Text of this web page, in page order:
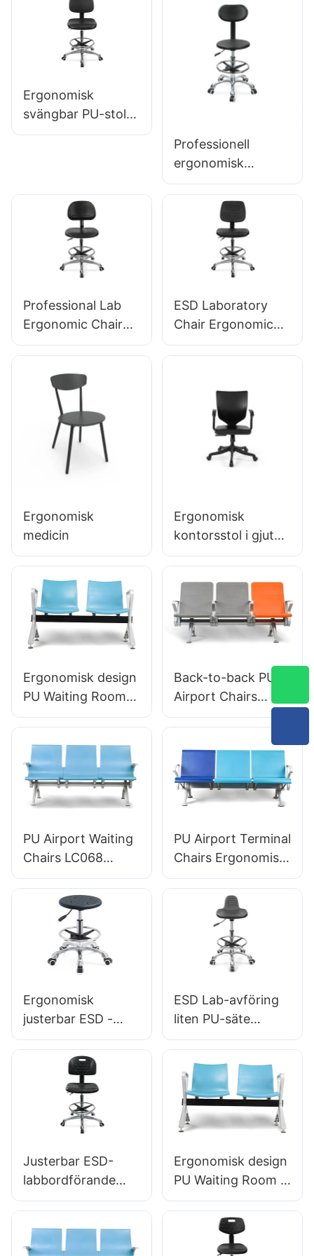
laboratorie IC003
ryggstöd,
höjdjusterbar sits
och 5-stjärnigt
aluminiumbas för
laboratorier/kontor
Ergonomisk
svängbar PU-stol
med ryggstöd &
fotring &
Professionell
ergonomisk
svivelstol IC142
med PU-ryggstöd
& armstöd
justerbar fotring &
5-stjärnig bas för
laboratorier
Professional Lab
Ergonomic Chair
Pu ryggstöd 360 °
stjärnig bas
Vetenskapligt
utformad för
laboratorium
ESD Laboratory
Chair Ergonomic
PU ryggstöddesign
utökat labbarbete
Ergonomisk
medicin
Ergonomisk
kontorsstol i gjuten
PU-skum direkt
HEWEI SEATING
Ergonomisk design
PU Waiting Room
Chairs LC059 för
OEM -tillverkare
Hewei
Back-to-back PU
Airport Chairs
Ergonomisk
er för terminaler
LC119 hewei
PU Airport Waiting
Chairs LC068
Bekväm
ergonomiska
sittplatser för
flygplatser och
järnvägsstationer
Hewei -tillverkare
PU Airport Terminal
Chairs Ergonomisk
aluminium
Väntplatser LC090
Designad av Hewei
Ergonomisk
justerbar ESD -
rundpolyuretanlabo
ratorium med
aluminiumstjärna
Base IC002
ESD Lab-avföring
liten PU-säte
justerbar höjd & 5-
laboratorie IC003
Justerbar ESD-
labbordförande
IC022 med
ryggstöd för
Ergonomisk design
PU Waiting Room -
stolar LC059 för
flygplatsens OEM -
tillverkare Hewei